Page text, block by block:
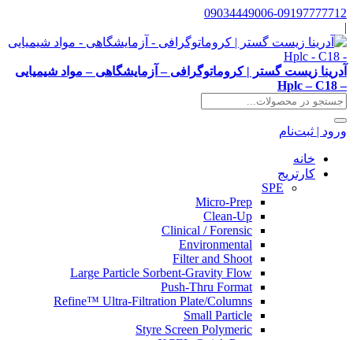
09034449006-09197777712
|
آدرینا زیست گستر | کروماتوگرافی – آزمایشگاهی – مواد شیمیایی
– Hplc – C18
ورود | ثبت‌نام
خانه
کارتریج
SPE
Micro-Prep
Clean-Up
Clinical / Forensic
Environmental
Filter and Shoot
Large Particle Sorbent-Gravity Flow
Push-Thru Format
Refine™ Ultra-Filtration Plate/Columns
Small Particle
Styre Screen Polymeric